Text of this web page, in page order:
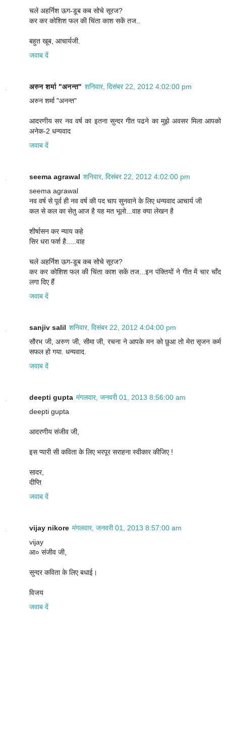
चले अहर्निश ऊग-डूब कब सोचे सूरज?
कर कर कोशिश फल की चिंता काश सकें तज..
बहुत खूब, आचार्यजी.
जवाब दें
अरुन शर्मा "अनन्त" शनिवार, दिसंबर 22, 2012 4:02:00 pm
अरुन शर्मा "अनन्त"
आदरणीय सर नव वर्ष का इतना सुन्दर गीत पढने का मुझे अवसर मिला आपको
अनेक-2 धन्यवाद
जवाब दें
seema agrawal शनिवार, दिसंबर 22, 2012 4:02:00 pm
seema agrawal
नव वर्ष से पूर्व ही नव वर्ष की पद चाप सुनवाने के लिए धन्यवाद आचार्य जी
कल से कल का सेतु आज है यह मत भूलो...वाह क्या लेखन है
शीर्षासन कर न्याय कहे
सिर धरा फर्श है.....वाह
चले अहर्निश ऊग-डूब कब सोचे सूरज?
कर कर कोशिश फल की चिंता काश सकें तज...इन पंक्तियों ने गीत में चार चाँद
लगा दिए हैं
जवाब दें
sanjiv salil शनिवार, दिसंबर 22, 2012 4:04:00 pm
सौरभ जी, अरुण जी, सीमा जी, रचना ने आपके मन को छुआ तो मेरा सृजन कर्म
सफल हो गया. धन्यवाद.
जवाब दें
deepti gupta मंगलवार, जनवरी 01, 2013 8:56:00 am
deepti gupta
आदरणीय संजीव जी,
इस प्यारी सी कविता के लिए भरपूर सराहना स्वीकार कीजिए !
सादर,
दीप्ति
जवाब दें
vijay nikore मंगलवार, जनवरी 01, 2013 8:57:00 am
vijay
आ० संजीव जी,
सुन्दर कविता के लिए बधाई।
विजय
जवाब दें